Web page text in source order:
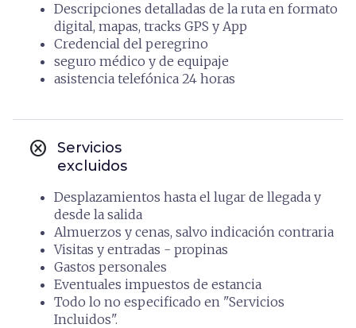
Descripciones detalladas de la ruta en formato
digital, mapas, tracks GPS y App
Credencial del peregrino
seguro médico y de equipaje
asistencia telefónica 24 horas
cancel
Servicios
excluidos
Desplazamientos hasta el lugar de llegada y
desde la salida
Almuerzos y cenas, salvo indicación contraria
Visitas y entradas - propinas
Gastos personales
Eventuales impuestos de estancia
Todo lo no especificado en "Servicios
Incluidos".